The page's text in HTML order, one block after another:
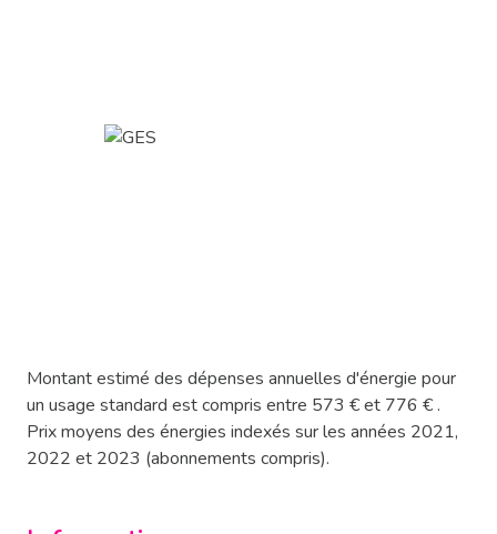
Montant estimé des dépenses annuelles d'énergie pour
un usage standard est compris entre 573 € et 776 € .
Prix moyens des énergies indexés sur les années 2021,
2022 et 2023 (abonnements compris).